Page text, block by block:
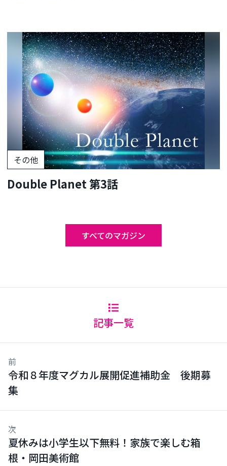
その他
Double Planet 第3話
すべてのマガジン
記事一覧
前
令和８年度マグカル展開促進補助金 後期募
集
次
夏休みは小学生以下無料！家族で楽しむ箱
根・岡田美術館